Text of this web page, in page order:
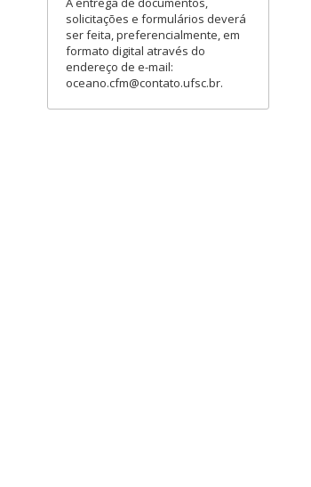
solicitações e formulários deverá
ser feita, preferencialmente, em
formato digital através do
endereço de e-mail:
oceano.cfm@contato.ufsc.br.